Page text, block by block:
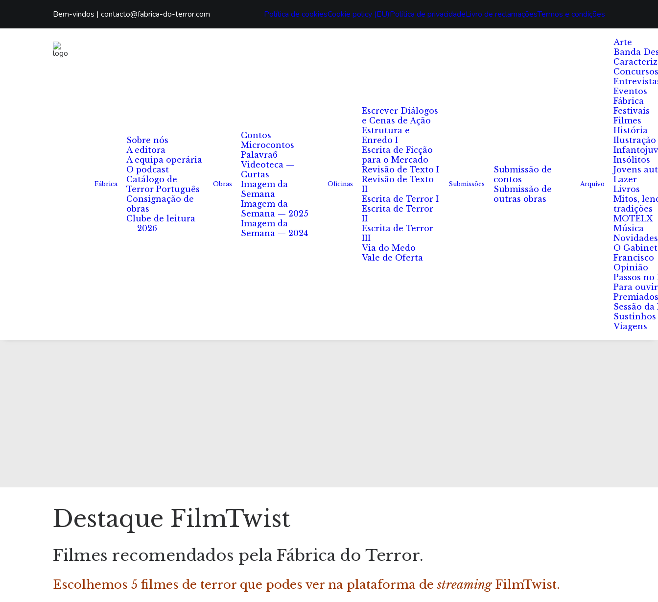
Bem-vindos | contacto@fabrica-do-terror.com Política de cookiesCookie policy (EU)Política de privacidadeLivro de reclamaçõesTermos e condições
Fábrica
Sobre nós
A editora
A equipa operária
O podcast
Catálogo de
Terror Português
Consignação de
obras
Clube de leitura
— 2026
Obras
Contos
Microcontos
Palavra6
Videoteca —
Curtas
Imagem da
Semana
Imagem da
Semana — 2025
Imagem da
Semana — 2024
Oficinas
Escrever Diálogos
e Cenas de Ação
Estrutura e
Enredo I
Escrita de Ficção
para o Mercado
Revisão de Texto I
Revisão de Texto
II
Escrita de Terror I
Escrita de Terror
II
Escrita de Terror
III
Via do Medo
Vale de Oferta
Submissões
Submissão de
contos
Submissão de
outras obras
Arquivo
Arte
Banda
Concursos
Eventos
Fábrica
Festivais
Filmes
História
Ilustração
Insólitos
Jovens
Lazer
Livros
Mitos,
tradições
MOTELX
Música
Novidades
O
Francisco
Opinião
Passos no
Para ouvir
Premiados
Sessão
Sustinhos
Viagens
Destaque FilmTwist
Filmes recomendados pela Fábrica do Terror.
Escolhemos 5 filmes de terror que podes ver na plataforma destreamingFilmTwist.